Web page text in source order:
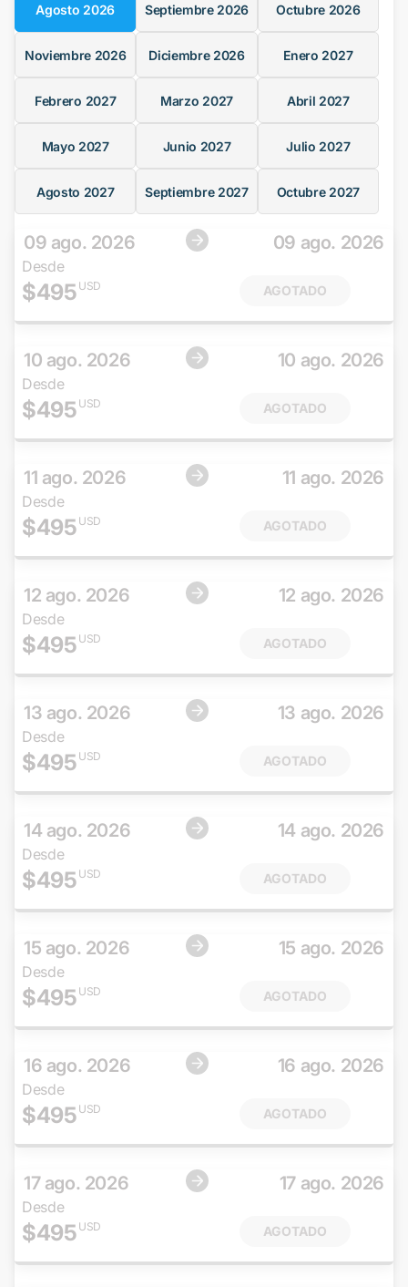
Agosto 2026 Septiembre 2026 Octubre 2026
Noviembre 2026 Diciembre 2026 Enero 2027
Febrero 2027 Marzo 2027 Abril 2027
Mayo 2027 Junio 2027 Julio 2027
Agosto 2027 Septiembre 2027 Octubre 2027
09 ago. 2026 09 ago. 2026
Desde
$495 USD AGOTADO
10 ago. 2026 10 ago. 2026
Desde
$495 USD AGOTADO
11 ago. 2026 11 ago. 2026
Desde
$495 USD AGOTADO
12 ago. 2026 12 ago. 2026
Desde
$495 USD AGOTADO
13 ago. 2026 13 ago. 2026
Desde
$495 USD AGOTADO
14 ago. 2026 14 ago. 2026
Desde
$495 USD AGOTADO
15 ago. 2026 15 ago. 2026
Desde
$495 USD AGOTADO
16 ago. 2026 16 ago. 2026
Desde
$495 USD AGOTADO
17 ago. 2026 17 ago. 2026
Desde
$495 USD AGOTADO